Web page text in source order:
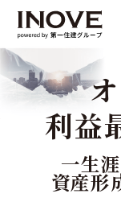
利益
一生
資産形